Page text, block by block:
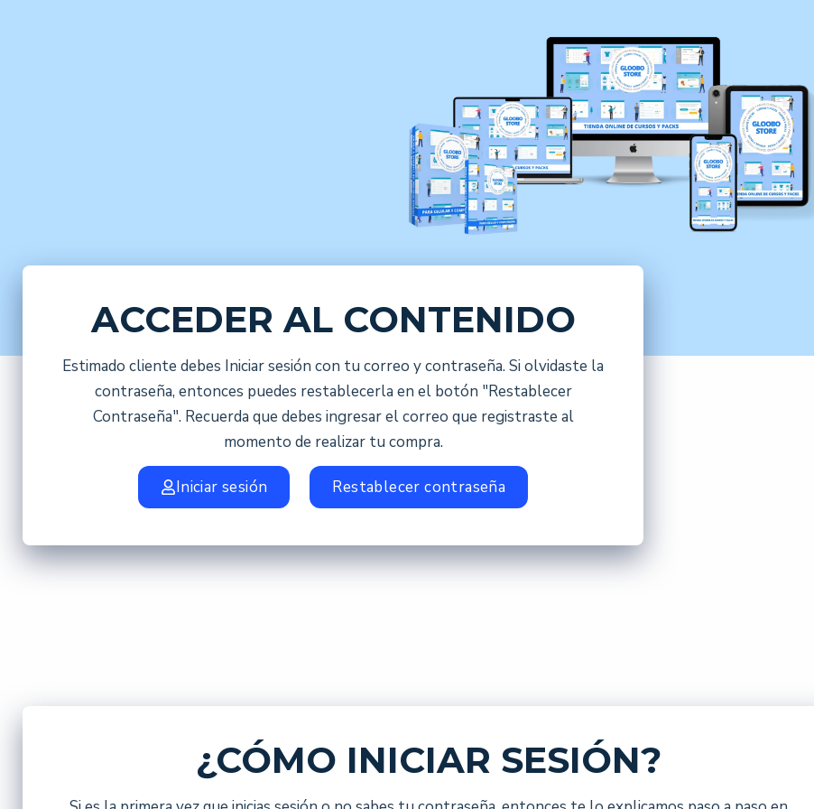
ACCEDER AL CONTENIDO
Estimado cliente debes Iniciar sesión con tu correo y contraseña. Si olvidaste la
contraseña, entonces puedes restablecerla en el botón "Restablecer
Contraseña". Recuerda que debes ingresar el correo que registraste al
momento de realizar tu compra.
Iniciar sesión Restablecer contraseña
¿CÓMO INICIAR SESIÓN?